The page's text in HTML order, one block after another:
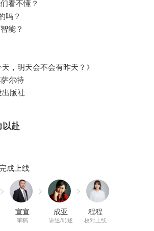
看不懂？
吗？
能？
，明天会不会有昨天？》
尔特
版社
以赴
宣宣
审稿
成亚
讲述/转述
程程
校对上线